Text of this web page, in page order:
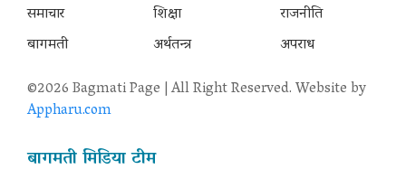
समाचार
बागमती
शिक्षा
अर्थतन्त्र
राजनीति
अपराध
©2026 Bagmati Page | All Right Reserved. Website by
Appharu.com
बागमती मिडिया टीम